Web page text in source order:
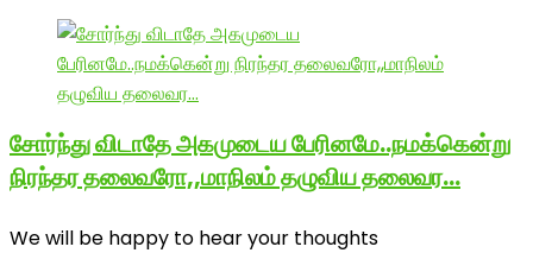
சோர்ந்து விடாதே அகமுடைய பேரினமே..நமக்கென்று
நிரந்தர தலைவரோ,,மாநிலம் தழுவிய தலைவர…
We will be happy to hear your thoughts